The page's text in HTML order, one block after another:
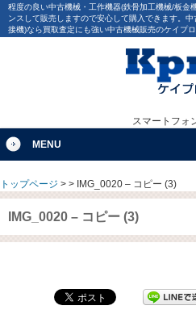
程度の良い中古機械・工作機器(鉄骨加工機械/板金
ンスして販売しますので安心して購入できます。
接機)なら買取査定にも強い中古機械販売のケイプロ
スマートフォ
MENU
トップページ > > IMG_0020 – コピー (3)
IMG_0020 – コピー (3)